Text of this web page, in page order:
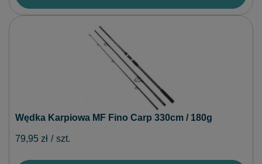
Wędka Karpiowa MF Fino Carp 330cm / 180g
79,95 zł / szt.